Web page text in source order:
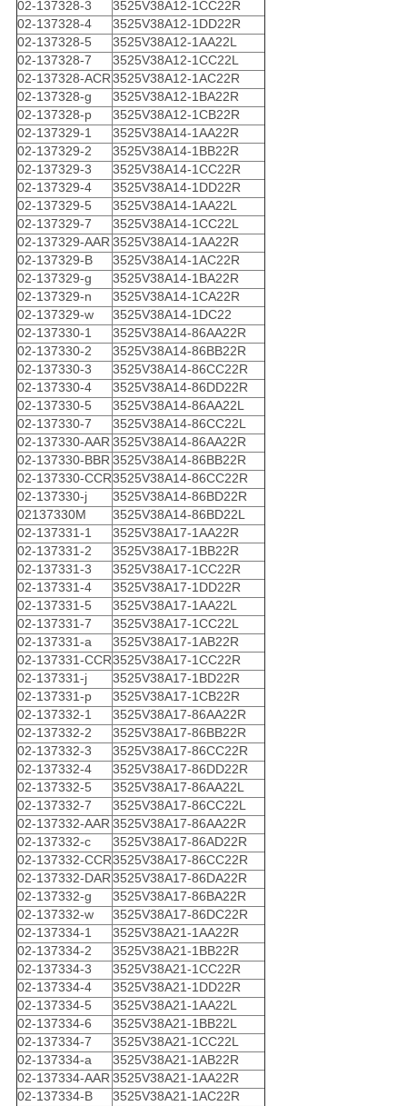
02-137328-3
3525V38A12-1CC22R
02-137328-4
3525V38A12-1DD22R
02-137328-5
3525V38A12-1AA22L
02-137328-7
3525V38A12-1CC22L
02-137328-ACR3525V38A12-1AC22R
02-137328-g
3525V38A12-1BA22R
02-137328-p
3525V38A12-1CB22R
02-137329-1
3525V38A14-1AA22R
02-137329-2
3525V38A14-1BB22R
02-137329-3
3525V38A14-1CC22R
02-137329-4
3525V38A14-1DD22R
02-137329-5
3525V38A14-1AA22L
02-137329-7
3525V38A14-1CC22L
02-137329-AAR 3525V38A14-1AA22R
02-137329-B
3525V38A14-1AC22R
02-137329-g
3525V38A14-1BA22R
02-137329-n
3525V38A14-1CA22R
02-137329-w
3525V38A14-1DC22
02-137330-1
3525V38A14-86AA22R
02-137330-2
3525V38A14-86BB22R
02-137330-3
3525V38A14-86CC22R
02-137330-4
3525V38A14-86DD22R
02-137330-5
3525V38A14-86AA22L
02-137330-7
3525V38A14-86CC22L
02-137330-AAR 3525V38A14-86AA22R
02-137330-BBR 3525V38A14-86BB22R
02-137330-CCR3525V38A14-86CC22R
02-137330-j
3525V38A14-86BD22R
02137330M
3525V38A14-86BD22L
02-137331-1
3525V38A17-1AA22R
02-137331-2
3525V38A17-1BB22R
02-137331-3
3525V38A17-1CC22R
02-137331-4
3525V38A17-1DD22R
02-137331-5
3525V38A17-1AA22L
02-137331-7
3525V38A17-1CC22L
02-137331-a
3525V38A17-1AB22R
02-137331-CCR3525V38A17-1CC22R
02-137331-j
3525V38A17-1BD22R
02-137331-p
3525V38A17-1CB22R
02-137332-1
3525V38A17-86AA22R
02-137332-2
3525V38A17-86BB22R
02-137332-3
3525V38A17-86CC22R
02-137332-4
3525V38A17-86DD22R
02-137332-5
3525V38A17-86AA22L
02-137332-7
3525V38A17-86CC22L
02-137332-AAR 3525V38A17-86AA22R
02-137332-c
3525V38A17-86AD22R
02-137332-CCR3525V38A17-86CC22R
02-137332-DAR3525V38A17-86DA22R
02-137332-g
3525V38A17-86BA22R
02-137332-w
3525V38A17-86DC22R
02-137334-1
3525V38A21-1AA22R
02-137334-2
3525V38A21-1BB22R
02-137334-3
3525V38A21-1CC22R
02-137334-4
3525V38A21-1DD22R
02-137334-5
3525V38A21-1AA22L
02-137334-6
3525V38A21-1BB22L
02-137334-7
3525V38A21-1CC22L
02-137334-a
3525V38A21-1AB22R
02-137334-AAR 3525V38A21-1AA22R
02-137334-B
3525V38A21-1AC22R